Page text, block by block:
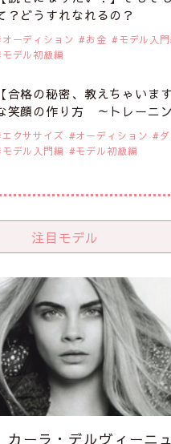
？どうすれなれるの？
オーディション お金
モデル入
モデル初級編
【合格の秘密、教えちゃいま
笑顔の作り方 ～トレーニ
エクササイズ オーディション
モデル入門編
モデル初級編
注目モデル
ーラ・デルヴィーニュ